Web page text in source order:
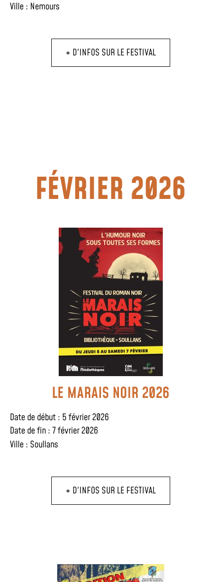
Ville : Nemours
+ D'INFOS SUR LE FESTIVAL
FÉVRIER 2026
LE MARAIS NOIR 2026
Date de début : 5 février 2026
Date de fin : 7 février 2026
Ville : Soullans
+ D'INFOS SUR LE FESTIVAL